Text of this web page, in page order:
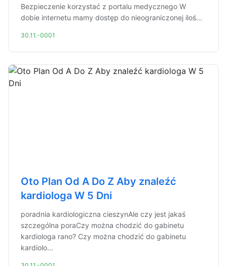
Bezpieczenie korzystać z portalu medycznego W
dobie internetu mamy dostęp do nieograniczonej iloś...
30.11.-0001
Oto Plan Od A Do Z Aby znaleźć
kardiologa W 5 Dni
poradnia kardiologiczna cieszynAle czy jest jakaś
szczególna poraCzy można chodzić do gabinetu
kardiologa rano? Czy można chodzić do gabinetu
kardiolo...